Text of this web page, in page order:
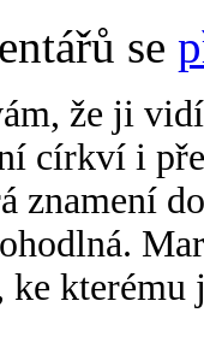
se
že ji
církví i
znamení
ke